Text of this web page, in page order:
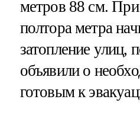
метров 88 см.
полтора метра
затопление улиц,
объявили о
готовым к